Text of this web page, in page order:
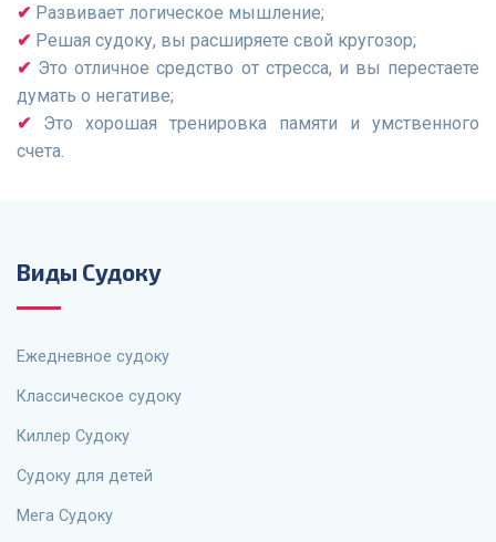
Развивает логическое мышление;
Решая судоку, вы расширяете свой кругозор;
Это отличное средство от стресса, и вы перестаете
думать о негативе;
Это хорошая тренировка памяти и умственного
счета.
Виды Судоку
Ежедневное судоку
Классическое судоку
Киллер Судоку
Судоку для детей
Мега Судоку